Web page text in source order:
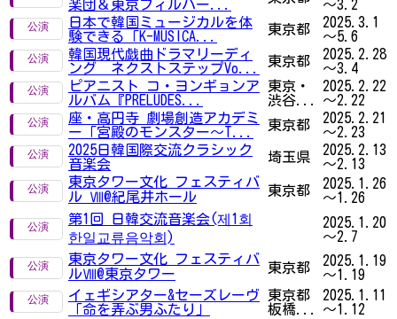
楽団＆東京フィルハー...
～3.2
日本で韓国ミュージカルを体
験できる「K-MUSICA...
東京都
2025.3.1
～5.6
韓国現代戯曲ドラマリーディ
ング ネクストステップVo...
東京都
2025.2.28
～3.4
ピアニスト コ・ヨンギョンア
ルバム『PRELUDES...
東京・
渋谷...
2025.2.22
～2.22
座・高円寺 劇場創造アカデミ
ー「宮殿のモンスター～T...
東京都
2025.2.21
～2.23
2025日韓国際交流クラシック
音楽会
埼玉県
2025.2.13
～2.13
東京タワー文化 フェスティバ
ル Ⅷ@紀尾井ホール
東京都
2025.1.26
～1.26
第1回 日韓交流音楽会(제1회
한일교류음악회)
2025.1.20
～2.7
東京タワー文化 フェスティバ
ルⅧ@東京タワー
東京都
2025.1.19
～1.19
イェギシアター&セーズレーヴ
「命を弄ぶ男ふたり」
東京都
板橋...
2025.1.11
～1.12